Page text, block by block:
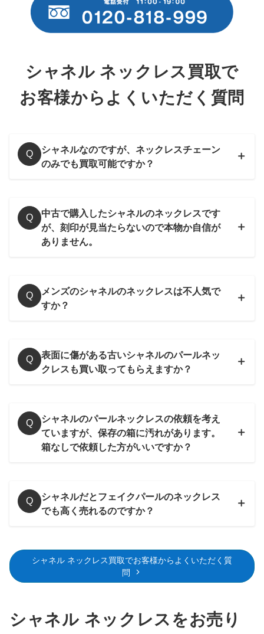
まれたアイコニックなお品物は、話題性も高いため高額査定を
行なっております。
シャネル
フェイクパールネックレス
20A ココマーク ラインストーン
ークが華やかにきらめくアイテムです。パールネックレスでも
やはりココマークがデザインされたものは人気が高く、特に高
価買取が期待できます。
シャネル
使うシーンが幅広いシンプルなデザインはもちろん、このよう
な凝ったデザインの物は唯一無二の価値がありますので高く買
シャネル ネックレス買取で
お客様からよくいただく質問
Q
シャネルなのですが、ネックレスチェーン
のみでも買取可能ですか？
Q
中古で購入したシャネルのネックレスです
が、刻印が見当たらないので本物か自信が
ありません。
Q
メンズのシャネルのネックレスは不人気で
すか？
Q
表面に傷がある古いシャネルのパールネッ
クレスも買い取ってもらえますか？
Q
シャネルのパールネックレスの依頼を考え
ていますが、保存の箱に汚れがあります。
箱なしで依頼した方がいいですか？
Q
シャネルだとフェイクパールのネックレス
でも高く売れるのですか？
シャネル ネックレス買取でお客様からよくいただく質
問
シャネル ネックレスをお売り